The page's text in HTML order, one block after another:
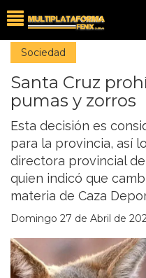
Sociedad
Santa Cruz
pumas y zorros
Esta decisión es
para la provincia, así
directora provincial
quien indicó que
materia de Caza
Domingo 27 de Abril de